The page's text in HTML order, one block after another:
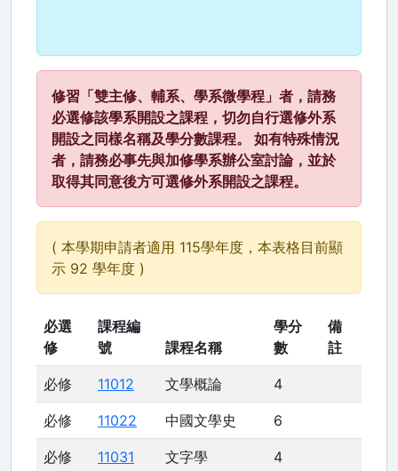
修習「雙主修、輔系、學系微學程」者，請務
必選修該學系開設之課程，切勿自行選修外系
開設之同樣名稱及學分數課程。 如有特殊情況
者，請務必事先與加修學系辦公室討論，並於
取得其同意後方可選修外系開設之課程。
( 本學期申請者適用 115學年度，本表格目前顯
示 92 學年度 )
必選
修
課程編
號
課程名稱
學分
數
備
註
必修 11012 文學概論 4
必修 11022 中國文學史 6
必修 11031 文字學 4